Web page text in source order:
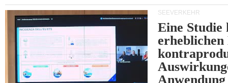
SEEVERKEHR
Eine Studie